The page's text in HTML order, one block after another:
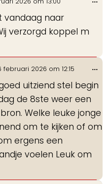
vandaag naar
verzorgd koppel m
februari 2026 om 12:15
uitziend stel begin
de 8ste weer een
Welke leuke jonge
om te kijken of om
ergens een
voelen Leuk om
...